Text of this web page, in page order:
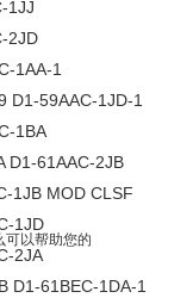
可以帮助您的
1JJ
2JD
1AA-1
D1-59AAC-1JD-1
1BA
D1-61AAC-2JB
1JB MOD CLSF
1JD
2JA
D1-61BEC-1DA-1